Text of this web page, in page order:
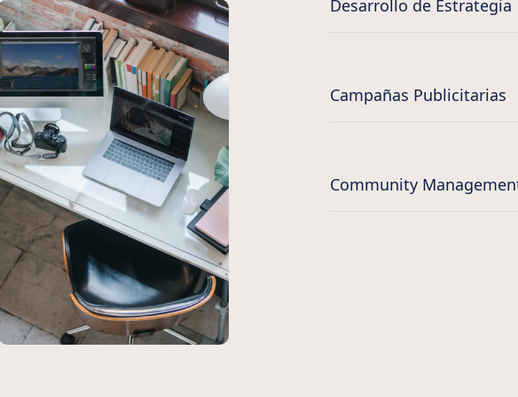
Desarrollo de Estrategia
Campañas Publicitarias
Community